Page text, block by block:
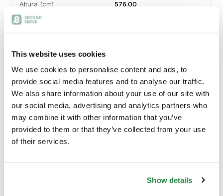
This website uses cookies
We use cookies to personalise content and ads, to
provide social media features and to analyse our traffic.
We also share information about your use of our site with
our social media, advertising and analytics partners who
may combine it with other information that you’ve
provided to them or that they’ve collected from your use
of their services.
Show details
Altura (cm) 576.00
Largura (cm) 330.00
Material Principal Madeira
Cor